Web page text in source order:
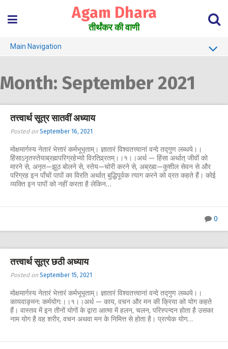
content
Agam Dhara
तीर्थंकर की वाणी
Main Navigation
Must Read
Month: September 2021
तत्त्वार्थ सूत्र सातवीं अध्याय
Posted on September 16, 2021
मोक्षमार्गस्य नेतारं भेत्तारं कर्मभूभृताम्। ज्ञातारं विश्वतत्त्वानां वन्दे तद्गुण लब्धये।।
हिंसाऽनृतस्तेयाब्रह्मपरिग्रहेभ्यो विरतिव्र्रतम्।।१।।अर्थ — हिंसा अर्थात् जीवों को
मारने से, अनृत—झूठ बोलने से, स्तेय—चोरी करने से, अब्रह्म—कुशील सेवन से और
परिग्रह इन पाँचों पापों का विरति अर्थात् बुद्धिपूर्वक त्याग करने को व्रत कहते हैं। कोई
व्यक्ति इन पापों को नहीं करता है लेकिन…
0
तत्त्वार्थ सूत्र छठी अध्याय
Posted on September 15, 2021
मोक्षमार्गस्य नेतारं भेत्तारं कर्मभूभृताम्। ज्ञातारं विश्वतत्त्वानां वन्दे तद्गुण लब्धये।।
कायवाङ्मन: कर्मयोग:।।१।।अर्थ — काय, वचन और मन की क्रिया को योग कहते
हैं। वास्तव में इन तीनों योगों के द्वारा आत्मा में हलन, चलन, परिस्पन्दन होता है उसका
नाम योग है वह शरीर, वचन अथवा मन के निमित्त से होता है। प्रत्येक योग…